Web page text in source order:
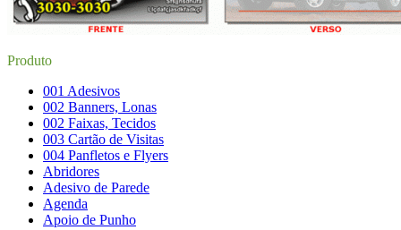
Produto
001 Adesivos
002 Banners, Lonas
002 Faixas, Tecidos
003 Cartão de Visitas
004 Panfletos e Flyers
Abridores
Adesivo de Parede
Agenda
Apoio de Punho